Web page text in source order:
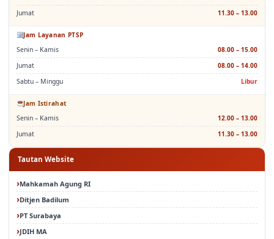
Senin – Kamis
Jumat
08.00 – 14.00
Sabtu – Minggu
Libur
Senin – Kamis
Jumat
11.30 – 13.00
Tautan Website
Mahkamah Agung RI
Ditjen Badilum
PT Surabaya
JDIH MA
SIWAS MA